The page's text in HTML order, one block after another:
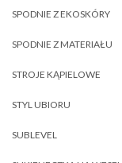
SPODNIE Z EKOSKÓRY
SPODNIE Z MATERIAŁU
STROJE KĄPIELOWE
STYL UBIORU
SUBLEVEL